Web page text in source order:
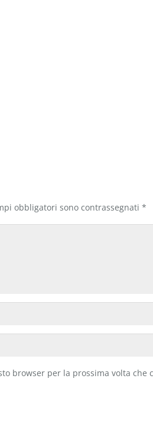
obbligatori sono contrassegnati *
browser per la prossima volta che